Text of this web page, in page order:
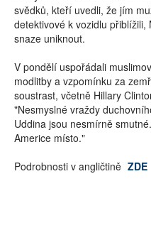
svědků, kteří uvedli, že jím
detektivové k vozidlu
snaze uniknout.
V pondělí uspořádali
modlitby a vzpomínku za
soustrast, včetně Hillary
"Nesmyslné vraždy
Uddina jsou nesmírně
Americe místo."
Podrobnosti v angličtině ZDE